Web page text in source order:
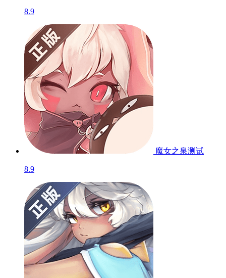
8.9
魔女之泉测试
8.9